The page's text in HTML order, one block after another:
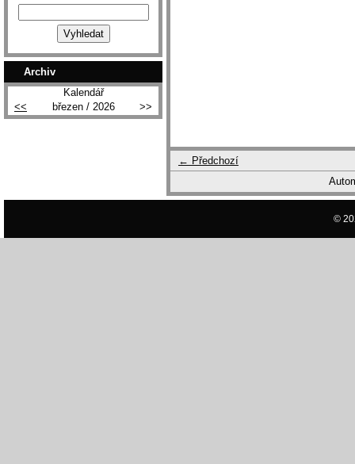
← Předchozí
Archiv
Kalendář
<<
březen / 2026 >>
©